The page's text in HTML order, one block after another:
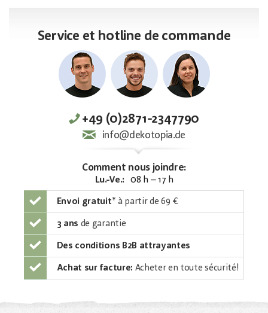
Service et hotline de commande
+49 (0)2871-2347790
info@dekotopia.de
Comment nous joindre:
Lu.-Ve.: 08 h – 17 h
Envoi gratuit* à partir de 69 €
3 ans de garantie
Des conditions B2B attrayantes
Achat sur facture: Acheter en toute sécurité!